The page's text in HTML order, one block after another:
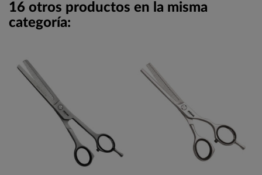
16 otros productos en la misma
categoría: